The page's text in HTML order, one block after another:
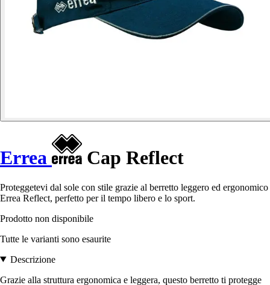
Errea Cap Reflect
Proteggetevi dal sole con stile grazie al berretto leggero ed ergonomico
Errea Reflect, perfetto per il tempo libero e lo sport.
Prodotto non disponibile
Tutte le varianti sono esaurite
Descrizione
Grazie alla struttura ergonomica e leggera, questo berretto ti protegge